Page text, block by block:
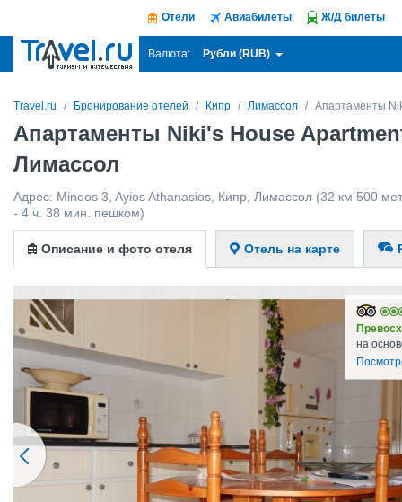
Отели Авиабилеты Ж/Д билеты
Валюта: Рубли (RUB)
Travel.ru Бронирование отелей Кипр Лимассол Апартаменты
Апартаменты Niki's House
Лимассол
Адрес: Minoos 3, Ayios Athanasios Кипр Лимассол (32 км 500
- 4 ч. 38 мин. пешком)
Описание и фото отеля Отель на карте
на